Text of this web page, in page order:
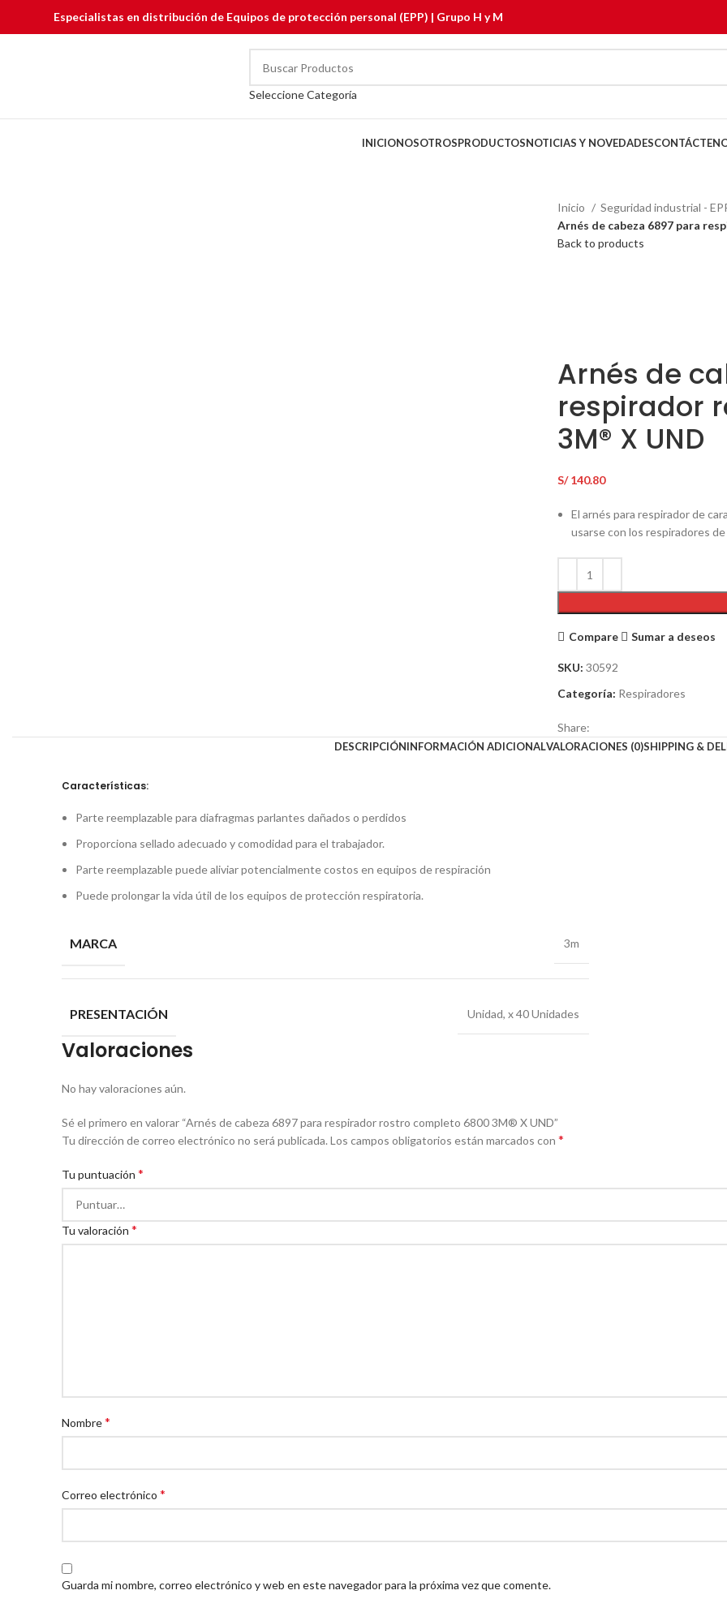
Especialistas en distribución de Equipos de protección personal (EPP) | Grupo H y M
Seleccione Categoría
INICIONOSOTROSPRODUCTOSNOTICIAS Y NOVEDADES
Inicio Seguridad industrial -
Arnés de cabeza 6897 para
Back to products
Arnés de
respirador
3M® X UND
S/140.80
El arnés para respirador de
usarse con los respiradores
Compare Sumar a deseos
SKU: 30592
Categoría: Respiradores
Share:
DESCRIPCIÓNINFORMACIÓN ADICIONALVALORACIONES (0)SHIPPING &
Características:
Parte reemplazable para diafragmas parlantes dañados o perdidos
Proporciona sellado adecuado y comodidad para el trabajador.
Parte reemplazable puede aliviar potencialmente costos en equipos de respiración
Puede prolongar la vida útil de los equipos de protección respiratoria.
MARCA 3m
PRESENTACIÓN Unidad, x 40 Unidades
Valoraciones
No hay valoraciones aún.
Sé el primero en valorar “Arnés de cabeza 6897 para respirador rostro completo 6800 3M® X UND”
Tu dirección de correo electrónico no será publicada. Los campos obligatorios están marcados con *
Tu puntuación *
Tu valoración *
Nombre*
Correo electrónico *
Guarda mi nombre, correo electrónico y web en este navegador para la próxima vez que comente.